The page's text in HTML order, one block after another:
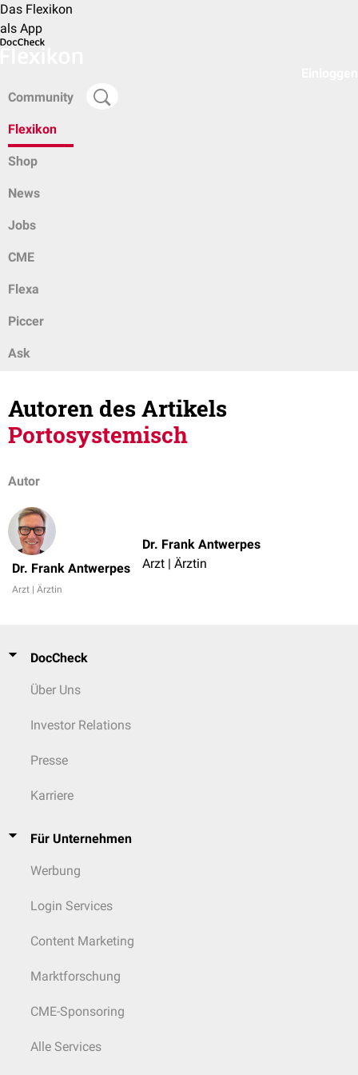
Das Flexikon
als App
Community
Flexikon
Shop
News
Jobs
CME
Flexa
Piccer
Ask
Autoren des Artikels
Portosystemisch
Autor
Dr. Frank Antwerpes
Arzt | Ärztin
Dr. Frank Antwerpes
Arzt | Ärztin
DocCheck
Über Uns
Investor Relations
Presse
Karriere
Für Unternehmen
Werbung
Login Services
Content Marketing
Marktforschung
CME-Sponsoring
Alle Services